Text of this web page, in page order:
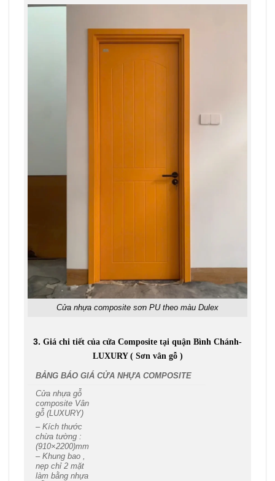
Cửa nhựa composite sơn PU theo màu Dulex
3. Giá chi tiết của cửa Composite tại quận Bình Chánh-
LUXURY ( Sơn vân gỗ )
BẢNG BÁO GIÁ CỬA NHỰA COMPOSITE
Cửa nhựa gỗ
composite Vân
gỗ (LUXURY)
– Kích thước
chừa tường :
(910×2200)mm
– Khung bao ,
nẹp chỉ 2 mặt
làm bằng nhựa